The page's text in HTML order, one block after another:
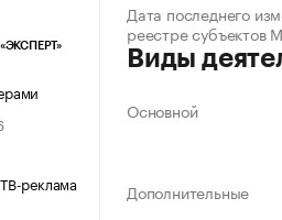
реклама
Дата последнего
реестре субъектов
Виды
Основной
Дополнительные